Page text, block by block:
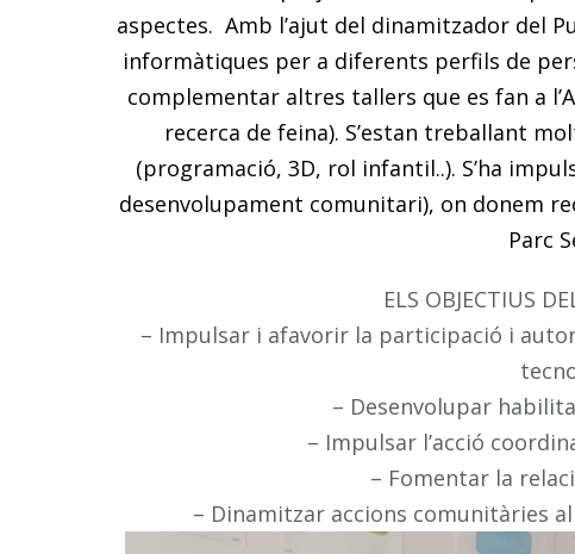
aspectes. Amb l’ajut del dinamitzador del
informàtiques per a diferents perfils de
complementar altres tallers que es fan a
recerca de feina). S’estan treballant
(programació, 3D, rol infantil..). S’ha
desenvolupament comunitari), on donem
Parc
ELS OBJECTIUS
– Impulsar i afavorir la participació i
– Desenvolupar
– Impulsar l’acció
– Fomentar la
– Dinamitzar accions comunitàries